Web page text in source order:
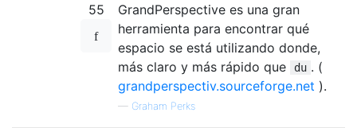
55
GrandPerspective es una gran
herramienta para encontrar qué
espacio se está utilizando donde,
más claro y más rápido que
du . (
grandperspectiv.sourceforge.net ).
— Graham Perks